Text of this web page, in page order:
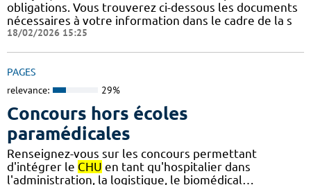
obligations. Vous trouverez ci-dessous les documents
nécessaires à votre information dans le cadre de la s
18/02/2026 15:25
PAGES
relevance: 29%
Concours hors écoles
paramédicales
Renseignez-vous sur les concours permettant
d'intégrer le CHU en tant qu'hospitalier dans
l'administration, la logistique, le biomédical…